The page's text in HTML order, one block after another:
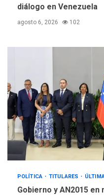
diálogo en Venezuela
agosto 6, 2026 102
POLÍTICA TITULARES
Gobierno y AN2015